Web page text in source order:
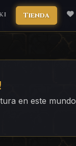
Tienda
en este mundo